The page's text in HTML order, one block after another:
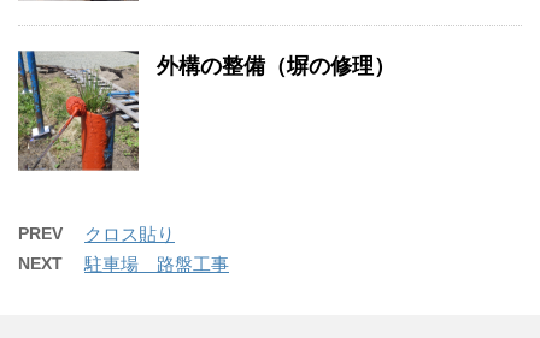
外構の整備（塀の修理）
PREV クロス貼り
NEXT 駐車場 路盤工事